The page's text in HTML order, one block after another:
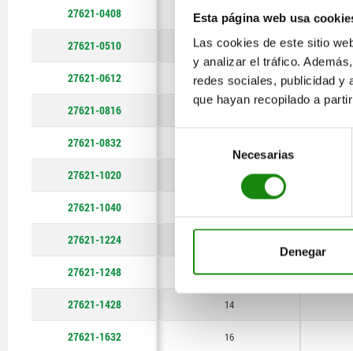
Esta página web usa
Las cookies de este sitio
y analizar el tráfico.
redes sociales, publicidad y
que hayan recopilado a
consentimiento
Necesarias
Denegar
16
20 40
48
27621-0408 4
27621-0510 5
27621-0612 6
27621-0816 8
27621-0832
27621-1020
27621-1040
27621-1224
27621-1248 12
27621-1428 14
27621-1632 16